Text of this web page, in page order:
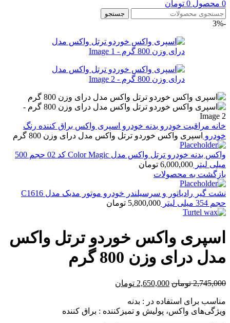
0 محصول 0 تومان
جستجو
-3%
خانه مراقبت خودرو بدنه خودرو اسپری واکس براق کننده رنگ
خودرو اسپری واکس خوردو ترتل واکس مدل درای وزن 800 گرم
واکس بدنه خودرو ترتل واکس مدل Color Magic کد 02 حجم 500
میلی لیتر 6,000,000 تومان
بازگشت به محصولات
نشت گیر رادیاتور و سرسیلندر خودرو موتور مدیک مدل C1616
حجم 354 میلی لیتر
5,800,000 تومان
اسپری واکس خوردو ترتل واکس
مدل درای وزن 800 گرم
2,745,000 تومان قیمت
2,745,000 تومان
بود.
2,650,000 تومان
مناسب برای استفاده در : بدنه
ویژگی‌های واکس، پولیش و تمیزکننده : براق کننده